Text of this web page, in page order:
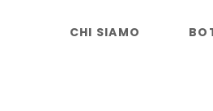
CHI SIAMO